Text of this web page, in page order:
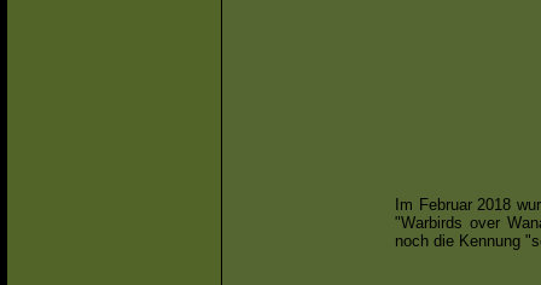
Im Februar 2018
"Warbirds over
noch die Kennung